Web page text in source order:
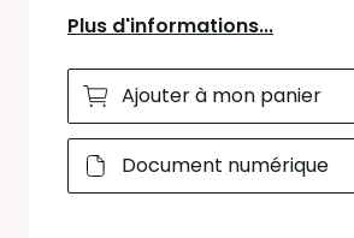
Plus d'informations...
Ajouter à mon panier
Document numérique